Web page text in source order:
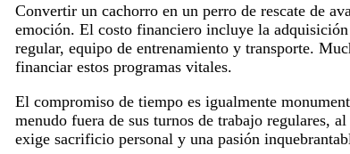
Convertir un cachorro en un perro de rescate de
emoción. El costo financiero incluye la
regular, equipo de entrenamiento y transporte.
financiar estos programas vitales.
El compromiso de tiempo es igualmente
menudo fuera de sus turnos de trabajo regulares,
exige sacrificio personal y una pasión